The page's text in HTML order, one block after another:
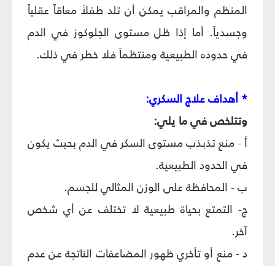
المنظم والمراقب يمكن أن تلد طفلاً معاقاً عقلياً
وجسدياً. أما إذا ظل مستوى الجلوكوز في الدم
في حدوده الطبيعية ومنتظماً فلا خطر في ذلك.
* أهداف علاج السكري:
وتتلخص في ما يلي:
أ - منع تذبذب مستوى السكر في الدم بحيث يكون
في الحدود الطبيعية.
ب - المحافظة على الوزن المثالي للجسم.
ج- التمتع بحياة طبيعية لا تختلف عن أي شخص
آخر.
د - منع أو تأخري ظهور المضاعفات الناتجة عن عدم